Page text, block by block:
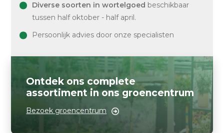
Diverse soorten in wortelgoed beschikbaar
tussen half oktober - half april.
Persoonlijk advies door onze specialisten
Ontdek ons complete
assortiment in ons groencentrum
Bezoek groencentrum